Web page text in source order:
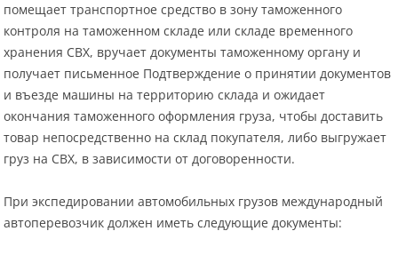
помещает транспортное средство в зону таможенного
контроля на таможенном складе или складе временного
хранения СВХ, вручает документы таможенному органу и
получает письменное Подтверждение о принятии документов
и въезде машины на территорию склада и ожидает
окончания таможенного оформления груза, чтобы доставить
товар непосредственно на склад покупателя, либо выгружает
груз на СВХ, в зависимости от договоренности.
При экспедировании автомобильных грузов международный
автоперевозчик должен иметь следующие документы: